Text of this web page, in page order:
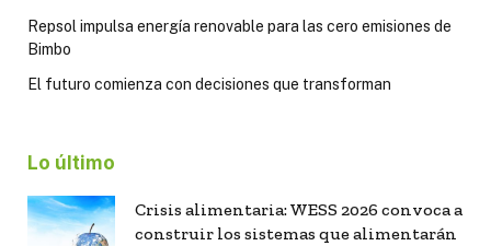
Repsol impulsa energía renovable para las cero emisiones de
Bimbo
El futuro comienza con decisiones que transforman
Lo último
Crisis alimentaria: WESS 2026 convoca a
construir los sistemas que alimentarán